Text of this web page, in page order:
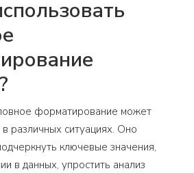
форматирование может
в различных ситуациях. Оно
ключевые значения,
в данных, упростить анализ